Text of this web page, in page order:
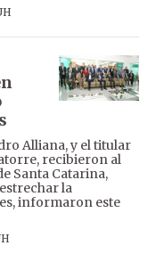
Alliana, y el titular
recibieron al
Santa Catarina,
la
informaron este